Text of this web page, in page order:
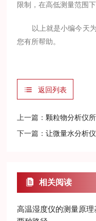
限制，在高低测量范围
以上就是小编今天为
您有所帮助。
返回列表
上一篇：颗粒物分析仪
下一篇：让微量水分析
相关阅读
高温湿度仪的测量原